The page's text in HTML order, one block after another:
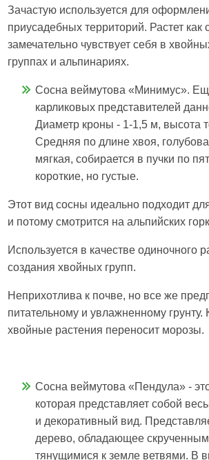
Зачастую используется для
приусадебных территорий. Растет как
замечательно чувствует себя в
группах и альпинариях.
Сосна веймутова «Минимус».
карликовых представителей
Диаметр кроны - 1-1,5 м, высота
Средняя по длине хвоя,
мягкая, собирается в пучки по
короткие, но густые.
Этот вид сосны идеально подходит
и потому смотрится на альпийских
Используется в качестве одиночного
создания хвойных групп.
Неприхотлива к почве, но все же
питательному и увлажненному
хвойные растения переносит морозы.
Сосна веймутова «Пендула» -
которая представляет собой
и декоративный вид.
дерево, обладающее
тянущимися к земле ветвями. В